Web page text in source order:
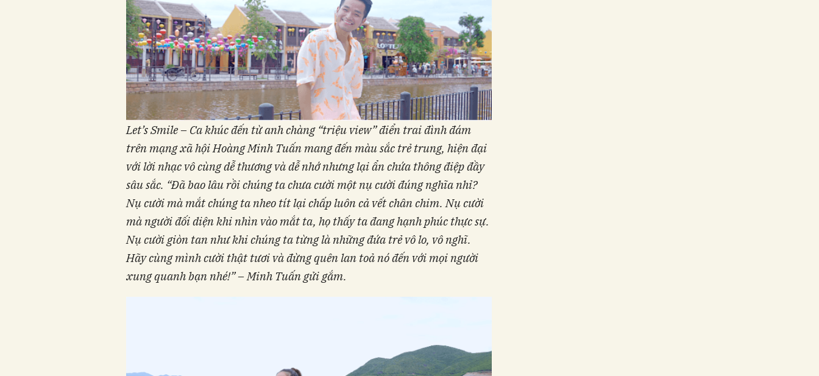
Let’s Smile – Ca khúc đến từ anh chàng “triệu view” điển trai đình đám
trên mạng xã hội Hoàng Minh Tuấn mang đến màu sắc trẻ trung, hiện đại
với lời nhạc vô cùng dễ thương và dễ nhớnhưng lại ẩn chứa thông điệp đầy
sâu sắc. “Đã bao lâu rồi chúng ta chưa cười một nụ cười đúng nghĩa nhỉ?
Nụ cười mà mắt chúng ta nheo tít lại chấp luôn cả vết chân chim. Nụ cười
mà người đối diện khi nhìn vào mắt ta, họ thấy ta đang hạnh phúc thực sự.
Nụ cười giòn tan như khi chúng ta từng là những đứa trẻ vô lo, vô nghĩ.
Hãy cùng mình cười thật tươi và đừng quên lan toả nó đến với mọi người
xung quanh bạn nhé!” –Minh Tuấn gửi gắm.